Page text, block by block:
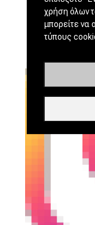
χρήση όλων
μπορείτε να
τύπους